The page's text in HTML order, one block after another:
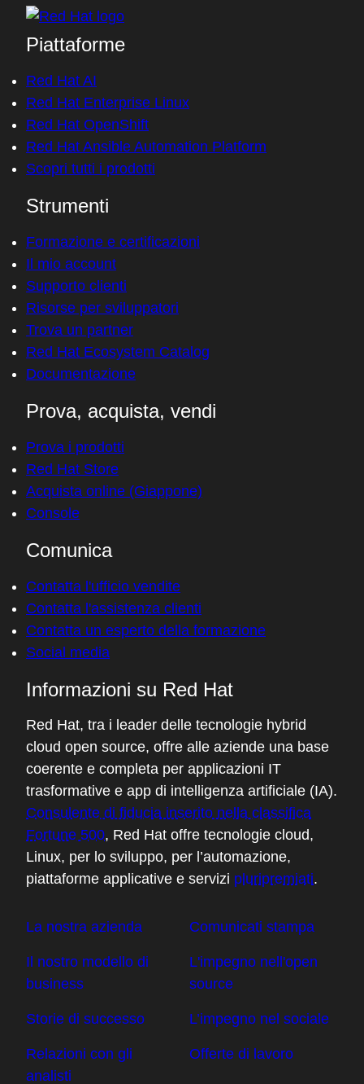
Piattaforme
Red Hat AI
Red Hat Enterprise Linux
Red Hat OpenShift
Red Hat Ansible Automation Platform
Strumenti
Formazione e certificazioni
Il mio account
Supporto clienti
Risorse per sviluppatori
Trova un partner
Red Hat Ecosystem Catalog
Prova, acquista, vendi
Prova i prodotti
Red Hat Store
Acquista online (Giappone)
Comunica
Contatta l'ufficio vendite
Contatta l'assistenza clienti
Contatta un esperto della formazione
Informazioni su Red Hat
Red Hat, tra i leader delle tecnologie hybrid
cloud open source, offre alle aziende una base
coerente e completa per applicazioni IT
trasformative e app di intelligenza artificiale (IA).
Consulente di fiducia inserito nella classifica
Fortune 500
, Red Hat offre tecnologie cloud,
piattaforme applicative e servizi pluripremiati.
La nostra azienda
Il nostro modello di
Storie di successo
Comunicati stampa
L'impegno nell'open